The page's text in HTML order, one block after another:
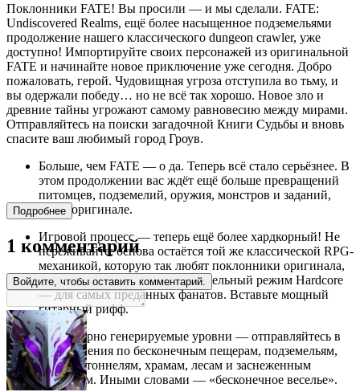
Поклонники FATE! Вы просили — и мы сделали. FATE:
Undiscovered Realms, ещё более насыщенное подземельями
продолжение нашего классического dungeon crawler, уже
доступно! Импортируйте своих персонажей из оригинальной
FATE и начинайте новое приключение уже сегодня. Добро
пожаловать, герой. Чудовищная угроза отступила во тьму, и
вы одержали победу… но не всё так хорошо. Новое зло и
древние тайны угрожают самому равновесию между мирами.
Отправляйтесь на поиски загадочной Книги Судьбы и вновь
спасите ваш любимый город Гроув.
Больше, чем FATE — о да. Теперь всё стало серьёзнее. В
этом продолжении вас ждёт ещё больше превращений
питомцев, подземелий, оружия, монстров и заданий,
чем в оригинале.
Игровой процесс — теперь ещё более хардкорный! Не
переживайте: основа остаётся той же классической RPG-
механикой, которую так любят поклонники оригинала,
но теперь доступен и дополнительный режим Hardcore
— для самых преданных фанатов. Вставьте мощный
гитарный рифф.
Процедурно генерируемые уровни — отправляйтесь в
приключения по бесконечным пещерам, подземельям,
шахтам, тоннелям, храмам, лесам и заснеженным
пустошам. Иными словами — «бесконечное веселье».
Подробнее
1 комментарий
Войдите, чтобы оставить комментарий.